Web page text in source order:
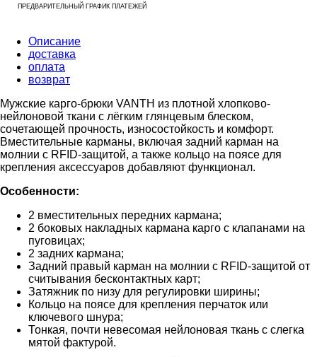
ПРЕДВАРИТЕЛЬНЫЙ ГРАФИК ПЛАТЕЖЕЙ
Описание
доставка
оплата
возврат
Мужские карго-брюки VANTH из плотной хлопково-
нейлоновой ткани с лёгким глянцевым блеском,
сочетающей прочность, износостойкость и комфорт.
Вместительные карманы, включая задний карман на
молнии с RFID-защитой, а также кольцо на поясе для
крепления аксессуаров добавляют функционал.
Особенности:
2 вместительных передних кармана;
2 боковых накладных кармана карго с клапанами на
пуговицах;
2 задних кармана;
Задний правый карман на молнии с RFID-защитой от
считывания бесконтактных карт;
Затяжник по низу для регулировки ширины;
Кольцо на поясе для крепления перчаток или
ключевого шнура;
Тонкая, почти невесомая нейлоновая ткань с слегка
мятой фактурой.